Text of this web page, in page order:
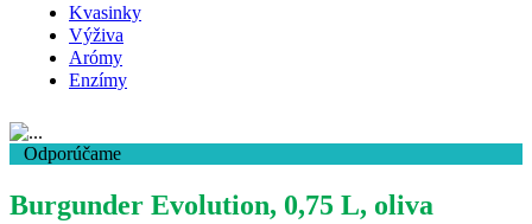
Kvasinky
Výživa
Arómy
Enzímy
Odporúčame
Burgunder Evolution, 0,75 L, oliva